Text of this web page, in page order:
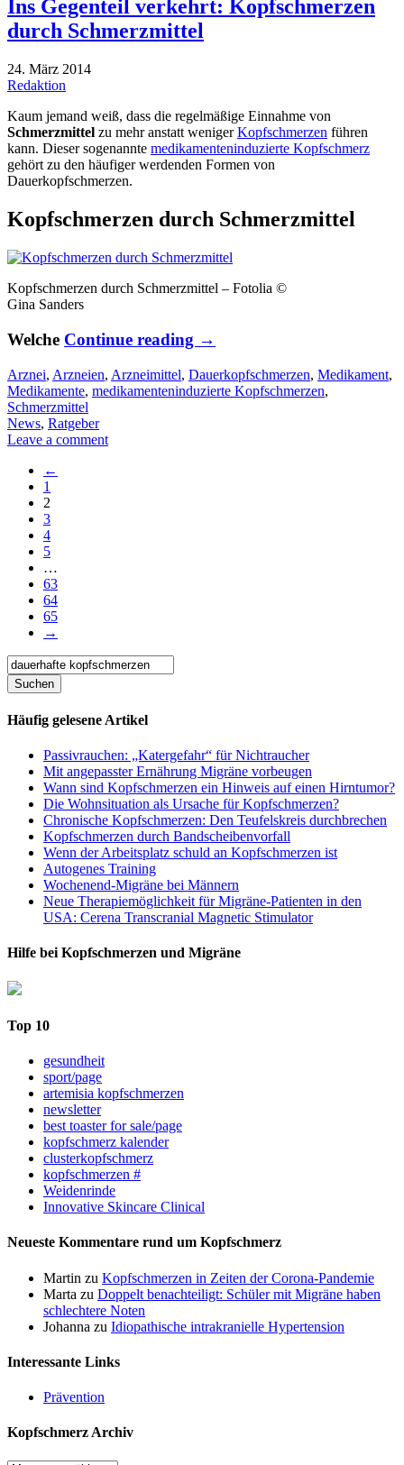
Ins Gegenteil verkehrt: Kopfschmerzen
durch Schmerzmittel
24. März 2014
Redaktion
Kaum jemand weiß, dass die regelmäßige Einnahme von
Schmerzmittel zu mehr anstatt wenigerKopfschmerzen führen
kann. Dieser sogenannte medikamenteninduzierte Kopfschmerz
gehört zu den häufiger werdenden Formen von
Dauerkopfschmerzen.
Kopfschmerzen durch Schmerzmittel
Kopfschmerzen durch Schmerzmittel – Fotolia ©
Gina Sanders
Welche Continue reading →
Arznei, Arzneien, Arzneimittel, Dauerkopfschmerzen, Medikament,
Medikamente, medikamenteninduzierte Kopfschmerzen,
Schmerzmittel
News, Ratgeber
Leave a comment
←
1
2
3
4
5
…
63
64
65
→
Häufig gelesene Artikel
Passivrauchen: „Katergefahr“ für Nichtraucher
Mit angepasster Ernährung Migräne vorbeugen
Wann sind Kopfschmerzen ein Hinweis auf einen Hirntumor?
Die Wohnsituation als Ursache für Kopfschmerzen?
Chronische Kopfschmerzen: Den Teufelskreis durchbrechen
Kopfschmerzen durch Bandscheibenvorfall
Wenn der Arbeitsplatz schuld an Kopfschmerzen ist
Autogenes Training
Wochenend-Migräne bei Männern
Neue Therapiemöglichkeit für Migräne-Patienten in den
USA: Cerena Transcranial Magnetic Stimulator
Hilfe bei Kopfschmerzen und Migräne
Top 10
gesundheit
sport/page
artemisia kopfschmerzen
newsletter
best toaster for sale/page
kopfschmerz kalender
clusterkopfschmerz
kopfschmerzen #
Weidenrinde
Innovative Skincare Clinical
Neueste Kommentare rund um Kopfschmerz
Martin zu Kopfschmerzen in Zeiten der Corona-Pandemie
Marta zu Doppelt benachteiligt: Schüler mit Migräne haben
schlechtere Noten
Johanna zu Idiopathische intrakranielle Hypertension
Interessante Links
Prävention
Kopfschmerz Archiv